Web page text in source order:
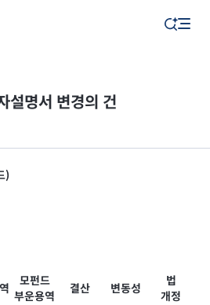
설명서 변경의 건
)
모펀드
부운용역
결산 변동성
법
개정